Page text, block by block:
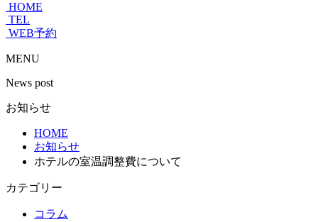
HOME
TEL
WEB予約
MENU
News post
お知らせ
HOME
お知らせ
ホテルの室温調整費について
カテゴリー
コラム